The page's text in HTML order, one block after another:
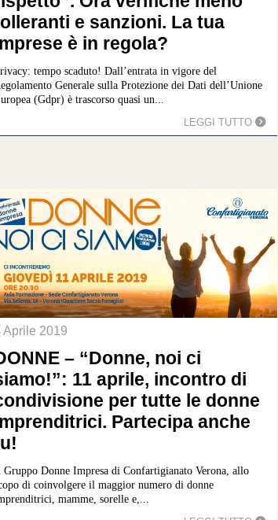
e sanzioni. La tua
è in regola?
tempo scaduto! Dall’entrata in vigore del
Generale sulla Protezione dei Dati dell’Unione
(Gdpr) è trascorso quasi un...
LEGGI TUTTO
Aprile 2019
– “Donne, noi ci
11 aprile, incontro di
per tutte le donne
Partecipa anche
Donne Impresa di Confartigianato Verona, allo
di coinvolgere il maggior numero di donne
mamme, sorelle e,...